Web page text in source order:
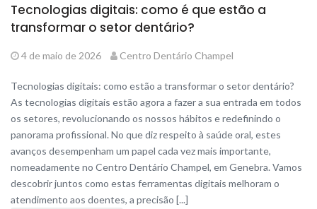
Tecnologias digitais: como é que estão a
transformar o setor dentário?
4 de maio de 2026 Centro Dentário Champel
Tecnologias digitais: como estão a transformar o setor dentário?
As tecnologias digitais estão agora a fazer a sua entrada em todos
os setores, revolucionando os nossos hábitos e redefinindo o
panorama profissional. No que diz respeito à saúde oral, estes
avanços desempenham um papel cada vez mais importante,
nomeadamente no Centro Dentário Champel, em Genebra. Vamos
descobrir juntos como estas ferramentas digitais melhoram o
atendimento aos doentes, a precisão [...]